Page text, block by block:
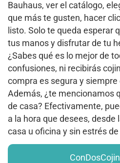
Bauhaus, ver el catálogo,
que más te gusten, hacer
listo. Solo te queda esperar
tus manos y disfrutar de tu
¿Sabes qué es lo mejor de
confusiones, ni recibirás
compra es segura y
Además, ¿te mencionamos
de casa? Efectivamente,
a la hora que desees, desde
casa u oficina y sin estrés